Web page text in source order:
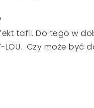
tafli. Do tego w
LOU. Czy może być